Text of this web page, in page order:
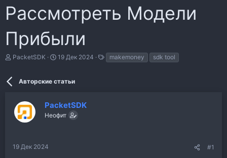
Рассмотреть Модели
Прибыли
А
м
ы
PacketSDK
Д
а
ч
а
л
19 Дек 2024
е
makemoney sdk tool
Авторские статьи
PacketSDK
Неофит
19 Дек 2024 #1